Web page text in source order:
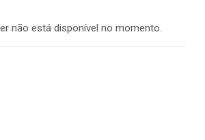
não está disponível no momento.